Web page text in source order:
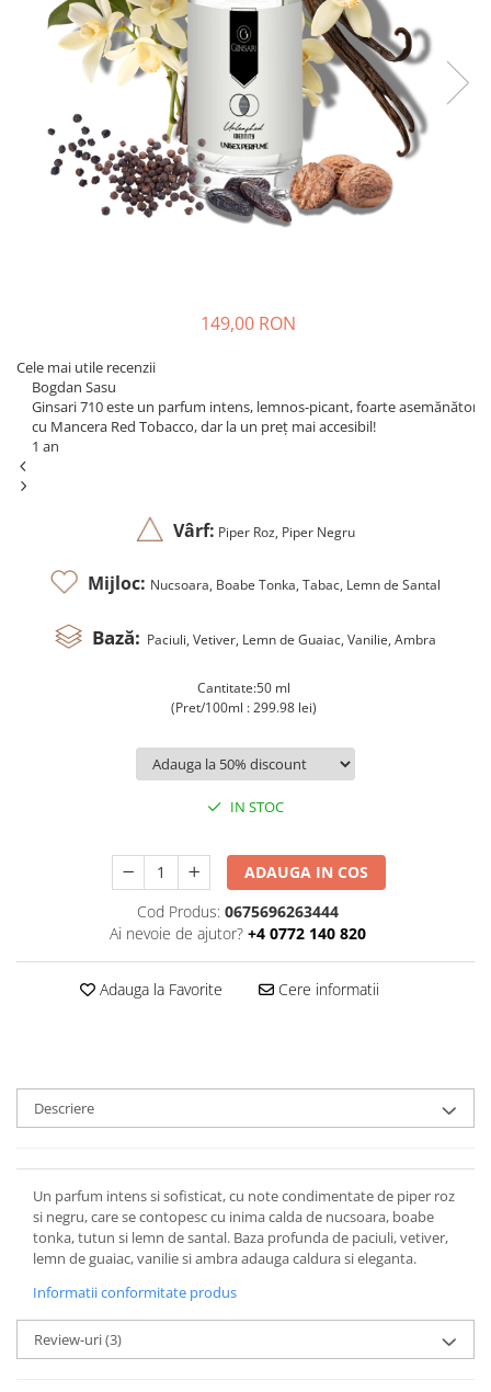
149,00 RON
Cele mai utile recenzii
Bogdan Sasu
Ginsari 710 este un parfum intens, lemnos-picant, foarte asemănător
cu Mancera Red Tobacco, dar la un preț mai accesibil!
1 an
Vârf: Piper Roz, Piper Negru
Mijloc: Nucsoara, Boabe Tonka, Tabac, Lemn de Santal
Bază: Paciuli, Vetiver, Lemn de Guaiac, Vanilie, Ambra
Cantitate:50 ml
(Pret/100ml : 299.98 lei)
IN STOC
ADAUGA IN COS
Cod Produs: 0675696263444
Ai nevoie de ajutor? +4 0772 140 820
Adauga la Favorite Cere informatii
Descriere
Un parfum intens si sofisticat, cu note condimentate de piper roz
si negru, care se contopesc cu inima calda de nucsoara, boabe
tonka, tutun si lemn de santal. Baza profunda de paciuli, vetiver,
lemn de guaiac, vanilie si ambra adauga caldura si eleganta.
Informatii conformitate produs
Review-uri(3)